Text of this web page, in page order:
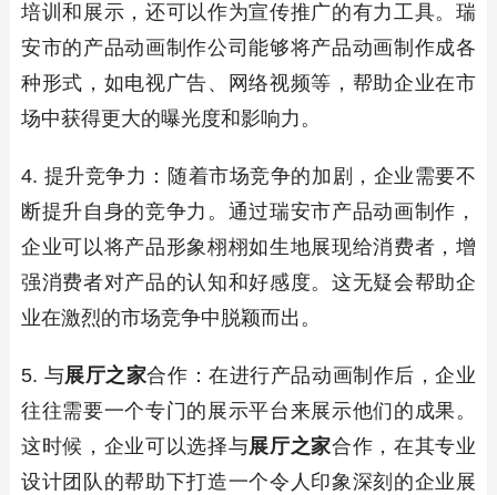
培训和展示，还可以作为宣传推广的有力工具。瑞
安市的产品动画制作公司能够将产品动画制作成各
种形式，如电视广告、网络视频等，帮助企业在市
场中获得更大的曝光度和影响力。
4. 提升竞争力：随着市场竞争的加剧，企业需要不
断提升自身的竞争力。通过瑞安市产品动画制作，
企业可以将产品形象栩栩如生地展现给消费者，增
强消费者对产品的认知和好感度。这无疑会帮助企
业在激烈的市场竞争中脱颖而出。
5. 与展厅之家合作：在进行产品动画制作后，企业
往往需要一个专门的展示平台来展示他们的成果。
这时候，企业可以选择与展厅之家合作，在其专业
设计团队的帮助下打造一个令人印象深刻的企业展